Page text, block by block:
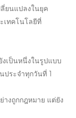
ลี่ยนแปลงในยุค
เทคโนโลยีที่
งเป็นหนึ่งในรูปแบบ
ประจำทุกวันที่ 1
างถูกกฎหมาย แต่ยัง